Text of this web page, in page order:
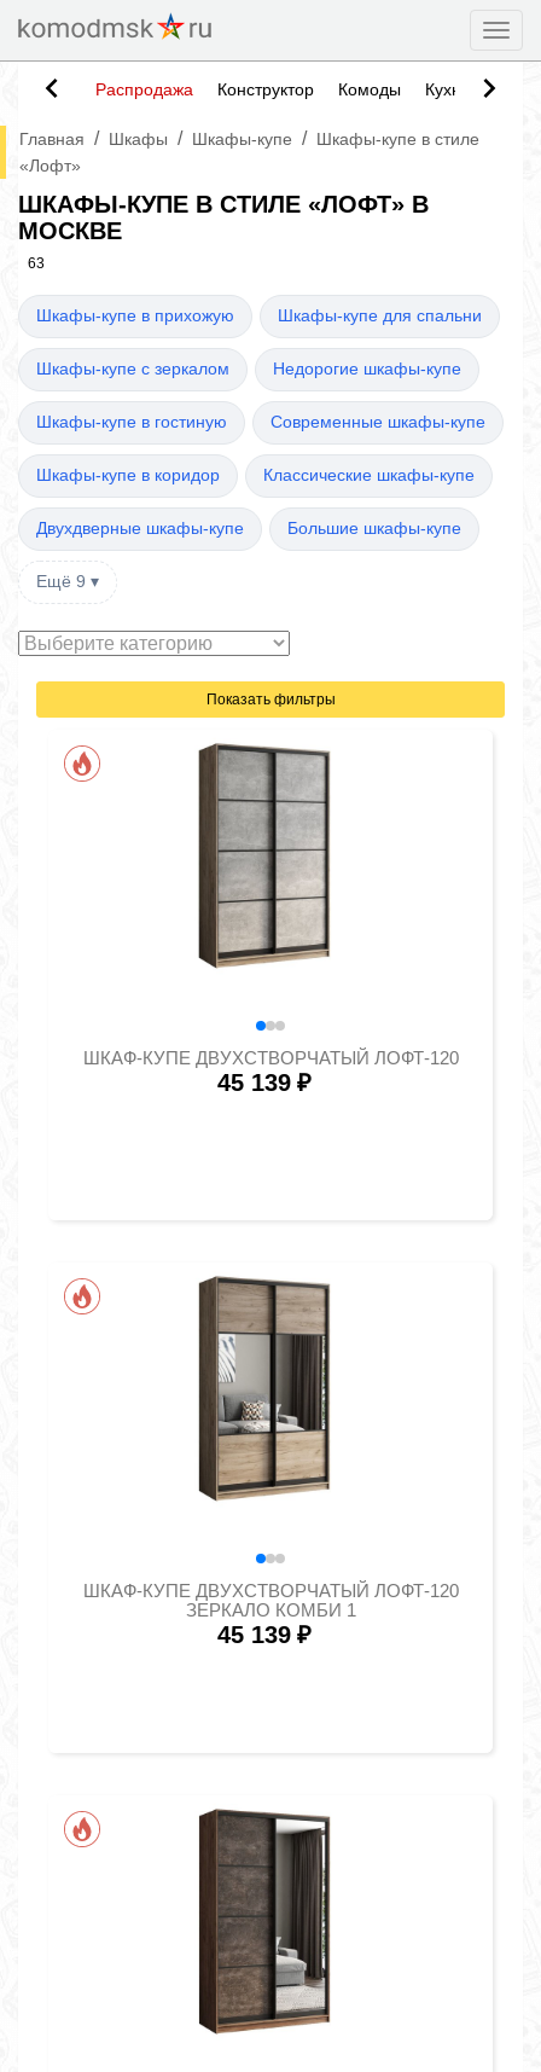
Распродажа Конструктор Комоды Кухни
Главная / Шкафы / Шкафы-купе / Шкафы-купе в стиле
«Лофт»
ШКАФЫ-КУПЕ В СТИЛЕ «ЛОФТ» В
МОСКВЕ
63
Шкафы-купе в прихожую Шкафы-купе для спальни
Шкафы-купе с зеркалом Недорогие шкафы-купе
Шкафы-купе в гостиную Современные шкафы-купе
Шкафы-купе в коридор Классические шкафы-купе
Двухдверные шкафы-купе Большие шкафы-купе
Ещё 9 ▾
Показать фильтры
ШКАФ-КУПЕ ДВУХСТВОРЧАТЫЙ ЛОФТ-120
45 139 ₽
ШКАФ-КУПЕ ДВУХСТВОРЧАТЫЙ ЛОФТ-120
ЗЕРКАЛО КОМБИ 1
45 139 ₽